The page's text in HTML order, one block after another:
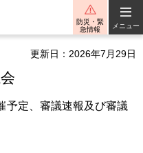
防災・緊
急情報
メニュー
更新日：2026年7月29日
予定、審議速報及び審議